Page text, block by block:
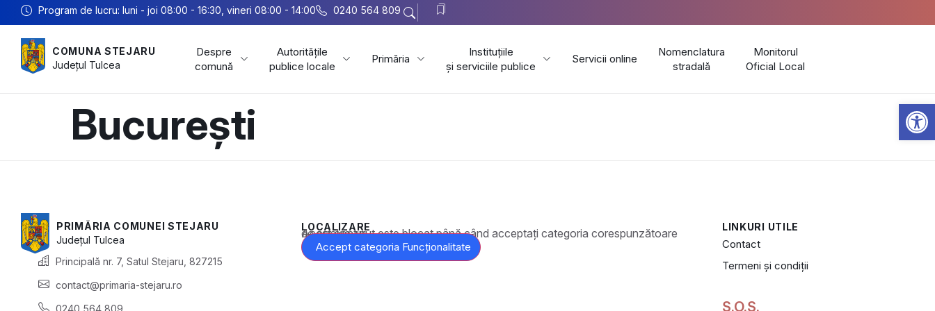
Program de lucru: luni - joi 08:00 - 16:30, vineri 08:00 - 14:00 0240 564 809
COMUNA STEJARU
Județul Tulcea
Despre
comună
Autoritățile
publice locale
Primăria
Instituțiile
și serviciile publice
Servicii online
Nomenclatura
stradală
Monitorul
Oficial Local
București
PRIMĂRIA COMUNEI STEJARU
Județul Tulcea
Principală nr. 7, Satul Stejaru, 827215
contact@primaria-stejaru.ro
0240 564 809
LOCALIZARE
Acest conținut este blocat până când acceptați categoria corespunzătoare de cookie-uri.
Accept categoria Funcționalitate
LINKURI UTILE
Contact
Termeni și condiții
S.O.S.